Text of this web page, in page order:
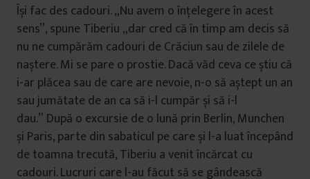
Își fac des cadouri. „Nu avem o înțelegere în acest
sens”, spune Tiberiu „dar cred că în timp am decis să
nu ne cumpărăm cadouri de Crăciun sau de zilele de
naștere. Mi se pare o prostie. Dacă văd ceva ce știu că
i-ar plăcea sau de care are nevoie, n-o să aștept un an
sau jumătate de an ca să i-l cumpăr și să i-l
dau.” După o excursie de o lună prin Berlin, Munchen
și Paris, parte din sabaticul pe care și l-a luat începând
de toamna trecută, Tiberiu a venit încărcat cu
cadouri. Lucruri care l-au făcut să se gândească